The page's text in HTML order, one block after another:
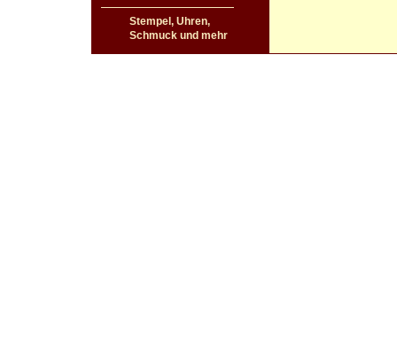
Stempel, Uhren,
Schmuck und mehr